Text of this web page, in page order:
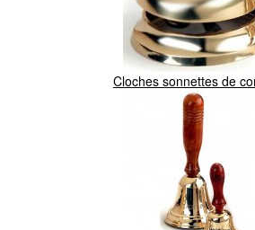
Cloches sonnettes de